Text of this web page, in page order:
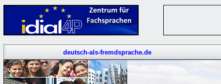
deutsch-als-fremdsprache.de